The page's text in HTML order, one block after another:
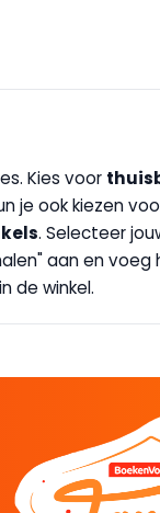
Kies voor
je ook kiezen
. Selecteer
aan en
de winkel.